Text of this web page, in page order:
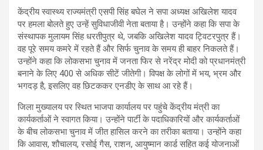
केंद्रीय स्वास्थ्य राज्यमंत्री एसपी सिंह बघेल ने सपा अध्यक्ष अखिलेश यादव
पर हमला बोलते हुए उन्हें सुविधाजीवी नेता बताया है। उन्होंने कहा कि सपा के
संस्थापक मुलायम सिंह धरतीपुत्र थे, जबकि अखिलेश यादव ट्विटरपुत्र हैं।
वह पूरे समय कमरे में रहते हैं और सिर्फ चुनाव के समय ही बाहर निकलते हैं।
उन्होंने कहा कि लोकसभा चुनाव में जनता फिर से नरेंद्र मोदी को प्रधानमंत्री
बनाने के लिए 400 से अधिक सीटें जीतेगी। विपक्ष के लोगों में भय, भ्रम और
भगदड़ है, इसलिए वह छिटककर एनडीए के साथ आ रहे हैं।
जिला मुख्यालय पर स्थित भाजपा कार्यालय पर पहुंचे केंद्रीय मंत्री का
कार्यकर्ताओं ने स्वागत किया। उन्होंने पार्टी के पदाधिकारियों और कार्यकर्ताओं
के बीच लोकसभा चुनाव में जीत हासिल करने का तरीका बताया। उन्होंने कहा
कि आवास, शौचालय, रसोई गैस, राशन, आयुष्मान कार्ड सहित कई योजनाओं